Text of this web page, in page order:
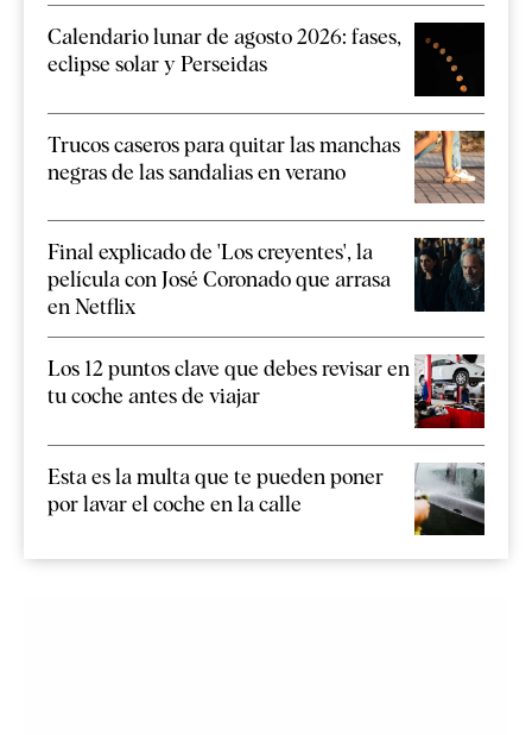
Calendario lunar de agosto 2026: fases,
eclipse solar y Perseidas
Trucos caseros para quitar las manchas
negras de las sandalias en verano
Final explicado de 'Los creyentes', la
película con José Coronado que arrasa
en Netflix
Los 12 puntos clave que debes revisar en
tu coche antes de viajar
Esta es la multa que te pueden poner
por lavar el coche en la calle